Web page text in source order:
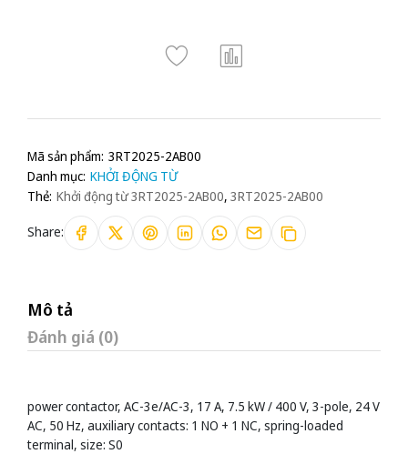
Mã sản phẩm: 3RT2025-2AB00
Danh mục: KHỞI ĐỘNG TỪ
Thẻ: Khởi động từ 3RT2025-2AB00, 3RT2025-2AB00
Share:
Mô tả
Đánh giá (0)
power contactor, AC-3e/AC-3, 17 A, 7.5 kW / 400 V, 3-pole, 24 V
AC, 50 Hz, auxiliary contacts: 1 NO + 1 NC, spring-loaded
terminal, size: S0